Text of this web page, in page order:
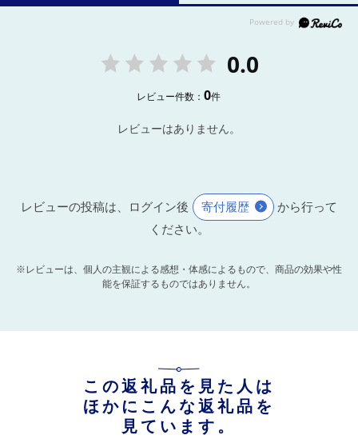
0.0
レビュー件数：0件
レビューはありません。
レビューの投稿は、ログイン後 寄付履歴
から行って
ください。
※レビューは、個人の主観による感想・体感によるもので、商品の効果や性
能を保証するものではありません。
この返礼品を見た人は
ほかにこんな返礼品を
見ています。